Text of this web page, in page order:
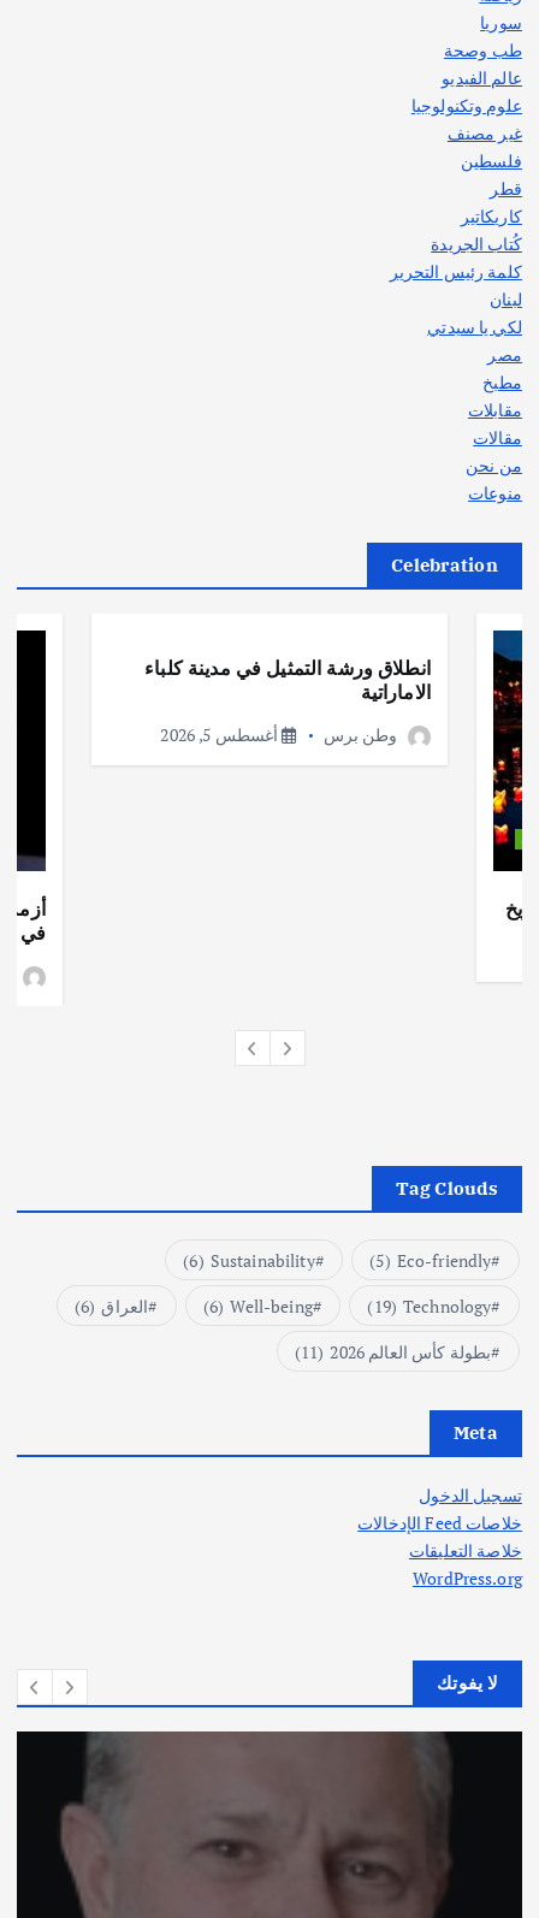
سوريا
طب وصحة
عالم الفيديو
علوم وتكنولوجيا
غير مصنف
فلسطين
قطر
كاريكاتير
كُتاب الجريدة
كلمة رئيس التحرير
لبنان
لكي يا سيدتي
مصر
مطبخ
مقابلات
مقالات
من نحن
منوعات
Celebration
انطلاق ورشة التمثيل في مدينة كلباء
الاماراتية
وطن برس أغسطس 5, 2026
أزمة
في
Tag Clouds
Eco-friendly
(5)
Sustainability
(6)
Technology
(19)
Well-being
(6) العراق (6)
بطولة كأس العالم 2026
(11)
Meta
تسجيل الدخول
خلاصات Feed الإدخالات
خلاصة التعليقات
WordPress.org
لا يفوتك